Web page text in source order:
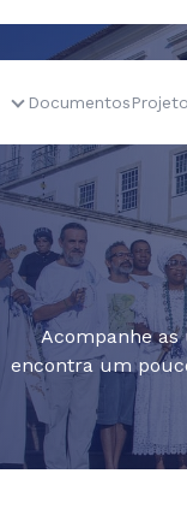
Documentos
Acompanhe as
encontra um